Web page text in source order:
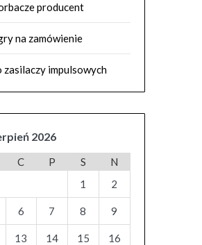
producent
na zamówienie
impulsowych
2026
C P S
N
1
2
6 7 8 9
13 14 15 16